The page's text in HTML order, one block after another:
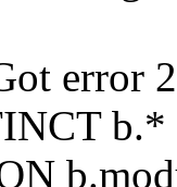
error